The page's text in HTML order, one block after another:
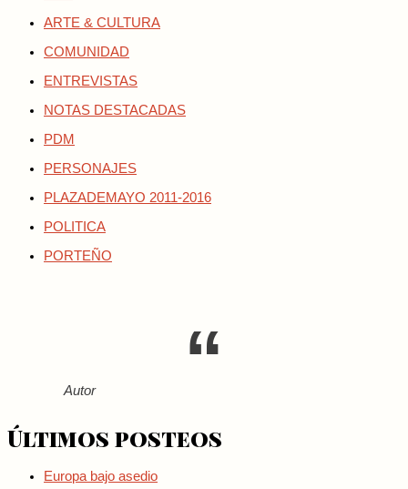
ARTE & CULTURA
COMUNIDAD
ENTREVISTAS
NOTAS DESTACADAS
PDM
PERSONAJES
PLAZADEMAYO 2011-2016
POLITICA
PORTEÑO
Autor
Últimos posteos
Europa bajo asedio